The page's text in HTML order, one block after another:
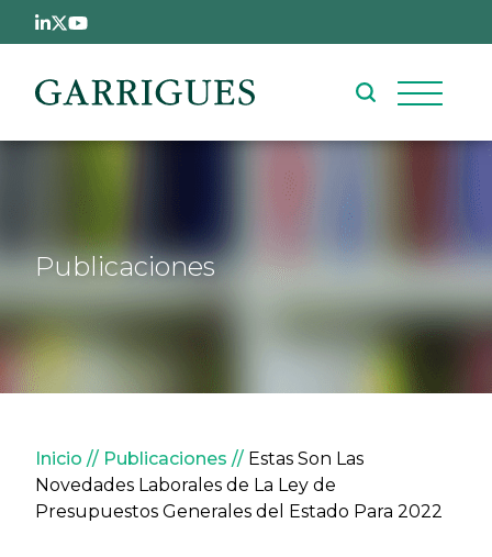
Pasar al contenido principal
Publicaciones
Sobrescribir enlaces de
Inicio Publicaciones
Estas Son Las
Novedades Laborales de La Ley de
Presupuestos Generales del Estado Para 2022